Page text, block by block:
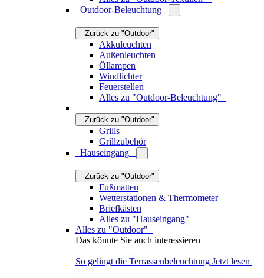
Zurück zu "Produkte"
Zurück zu "Kinder"
Kinderbetten
Kindersitzsäcke
Kinderstühle
Kindertische
Kinderschreibtische
Spielzelte
Alles zu "Kindermöbel"
Kinderzimmer-Textilien
Kinderteppiche
Kinderbettwäsche
Kinderzimmer-Kissen
Spieldecken
Babydecken
Baldachine & Betthimmel
Wickelauflagen & Wickeltaschen
Spielwaren